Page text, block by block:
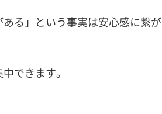
ある」という事実は安心感に繋が
できます。